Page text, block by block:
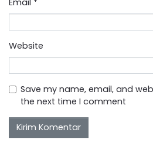
Website
Save my name, email, and
the next time I comment